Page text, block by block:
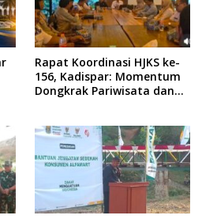
Rapat Koordinasi HJKS ke-
156, Kadispar: Momentum
Dongkrak Pariwisata dan